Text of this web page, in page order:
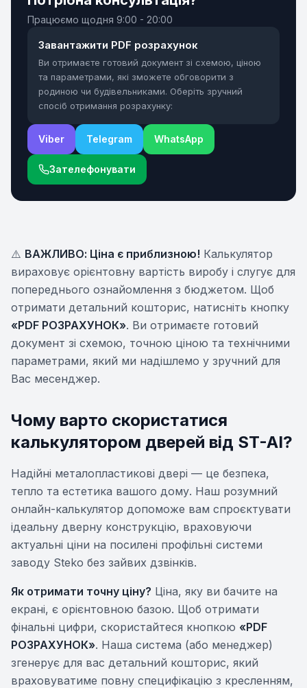
Працюємо щодня 9:00 - 20:00
Завантажити PDF розрахунок
Ви отримаєте готовий документ зі схемою, ціною
та параметрами, які зможете обговорити з
родиною чи будівельниками. Оберіть зручний
спосіб отримання розрахунку:
Viber Telegram WhatsApp
Зателефонувати
⚠️ ВАЖЛИВО: Ціна є приблизною! Калькулятор
вираховує орієнтовну вартість виробу і слугує для
попереднього ознайомлення з бюджетом. Щоб
отримати детальний кошторис, натисніть кнопку
«PDF РОЗРАХУНОК». Ви отримаєте готовий
документ зі схемою, точною ціною та технічними
параметрами, який ми надішлемо у зручний для
Вас месенджер.
Чому варто скористатися
калькулятором дверей від ST-AI?
Надійні металопластикові двері — це безпека,
тепло та естетика вашого дому. Наш розумний
онлайн-калькулятор допоможе вам спроєктувати
ідеальну дверну конструкцію, враховуючи
актуальні ціни на посилені профільні системи
заводу Steko без зайвих дзвінків.
Як отримати точну ціну? Ціна, яку ви бачите на
екрані, є орієнтовною базою. Щоб отримати
фінальні цифри, скористайтеся кнопкою «PDF
РОЗРАХУНОК». Наша система (або менеджер)
згенерує для вас детальний кошторис, який
враховуватиме повну специфікацію з кресленням,